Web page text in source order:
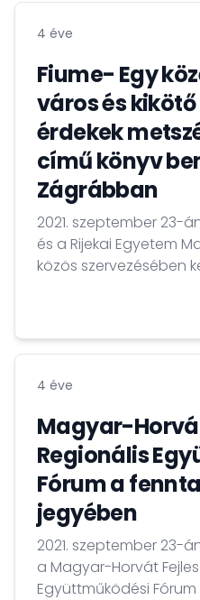
táncházat és magyar
szervezték meg
városában.
4 éve
Fiume- Egy
város és
érdekek
című könyv
Zágrábban
2021. szeptember 23-
és a Rijekai Egyetem
közös szervezésében
Fiume- Egy közép-
kötetét.
4 éve
Magyar-
Regionális
Fórum a
jegyében
2021. szeptember 23-
a Magyar-Horvát
Együttműködési